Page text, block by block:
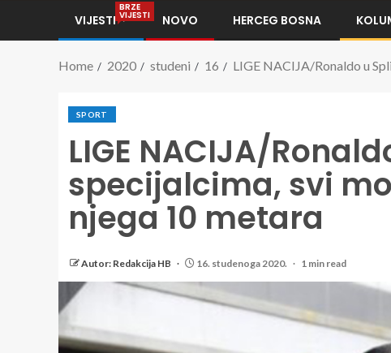
VIJESTI
BRZE
VIJESTI NOVO HERCEG BOSNA
Home 2020 studeni 16 LIGE NACIJA/Ronaldo u
SPORT
LIGE NACIJA/
specijalcima, svi
njega 10 metara
Autor: Redakcija HB 16. studenoga 2020. 1 min read